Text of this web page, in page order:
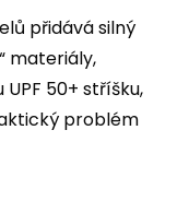
přidává silný
materiály,
50+ stříšku,
problém